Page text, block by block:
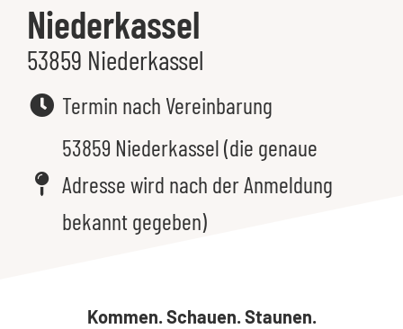
Niederkassel
53859 Niederkassel
Termin nach Vereinbarung
53859 Niederkassel (die genaue
Adresse wird nach der Anmeldung
bekannt gegeben)
Kommen. Schauen. Staunen.